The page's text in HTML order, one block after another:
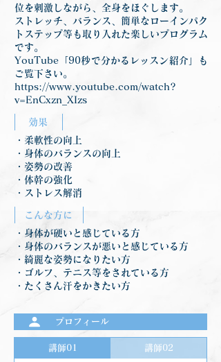
位を刺激しながら、全身をほぐします。
ストレッチ、バランス、簡単なローインパク
トステップ等も取り入れた楽しいプログラム
です。
YouTube「90秒で分かるレッスン紹介」も
ご覧下さい。
https://www.youtube.com/watch?
v=EnCxzn_XIzs
効果
・柔軟性の向上
・身体のバランスの向上
・姿勢の改善
・体幹の強化
・ストレス解消
こんな方に
・身体が硬いと感じている方
・身体のバランスが悪いと感じている方
・綺麗な姿勢になりたい方
・ゴルフ、テニス等をされている方
・たくさん汗をかきたい方
プロフィール
講師01 講師02